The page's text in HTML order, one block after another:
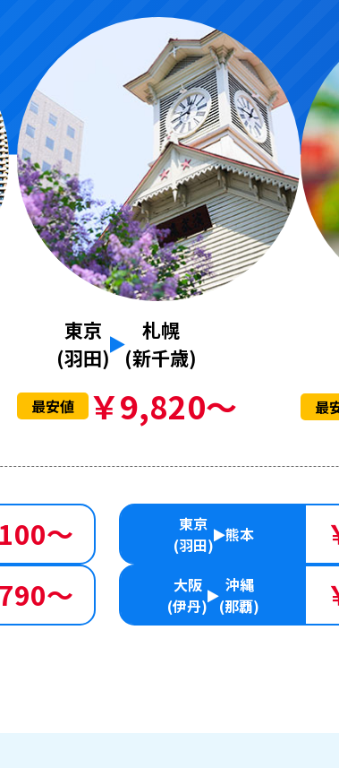
東京
(羽田)
札幌
(新千歳)
最安値 ￥9,820～ 最
～
東京
(羽田) 熊本
～
大阪
(伊丹)
沖縄
(那覇)